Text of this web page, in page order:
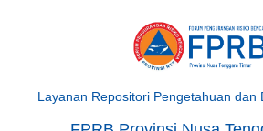
Layanan Repositori Pengetahuan dan